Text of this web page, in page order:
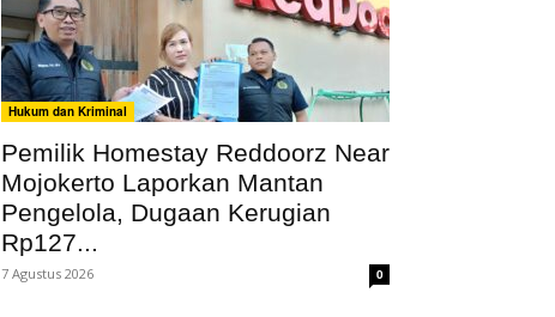
Hukum dan Kriminal
Pemilik Homestay Reddoorz Near
Mojokerto Laporkan Mantan
Pengelola, Dugaan Kerugian
Rp127...
7 Agustus 2026 0